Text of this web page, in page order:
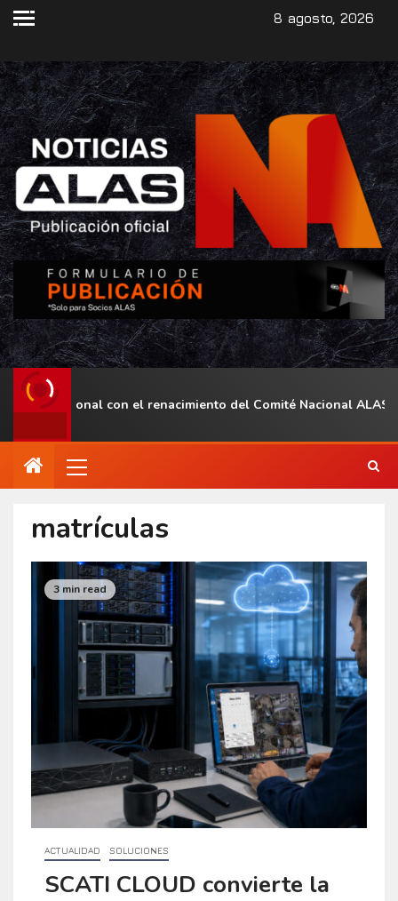
8 agosto, 2026
regional con el renacimiento del Comité Nacional ALAS
matrículas
3 min read
ACTUALIDAD SOLUCIONES
SCATI CLOUD convierte la